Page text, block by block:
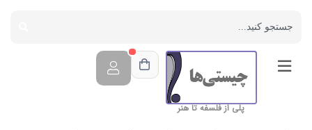
پلی از فلسفه تا هنر